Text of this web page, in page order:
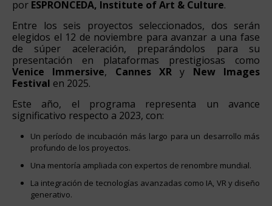
por ESPRONCEDA, Institute of Art & Culture.
Entre los seis proyectos seleccionados, dos serán
elegidos el 12 de noviembre para avanzar a una fase
de súper aceleración, preparándolos para su
presentación en plataformas prestigiosas como
Venice Immersive, Cannes XR y New Images
Festival en 2025.
Este año, el programa representa un avance
significativo respecto a 2023, con:
Un período de incubación más largo para un desarrollo más
profundo de los proyectos.
Una mentoría ampliada con expertos de renombre mundial.
La integración de tecnologías avanzadas como IA, VR y diseño
generativo.